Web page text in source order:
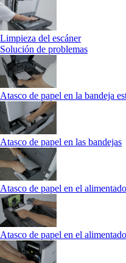
Limpieza del escáner
Solución de problemas
Atasco de papel en la bandeja
Atasco de papel en las bandejas
Atasco de papel en el
Atasco de papel en el